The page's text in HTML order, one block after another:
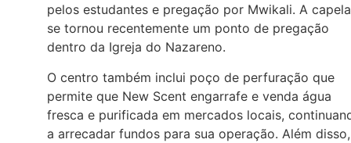
pelos estudantes e pregação por Mwikali. A capela
se tornou recentemente um ponto de pregação
dentro da Igreja do Nazareno.
O centro também inclui poço de perfuração que
permite que New Scent engarrafe e venda água
fresca e purificada em mercados locais,
a arrecadar fundos para sua operação. Além disso,